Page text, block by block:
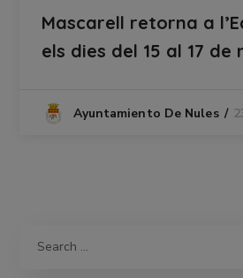
Mascarell retorna a
els dies del 15 al 17 de
Ayuntamiento De Nules